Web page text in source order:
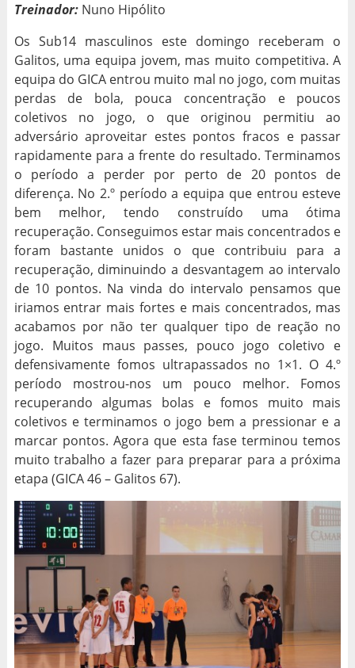
Treinador: Nuno Hipólito
Os Sub14 masculinos este domingo receberam o
Galitos, uma equipa jovem, mas muito competitiva. A
equipa do GICA entrou muito mal no jogo, com muitas
perdas de bola, pouca concentração e poucos
coletivos no jogo, o que originou permitiu ao
adversário aproveitar estes pontos fracos e passar
rapidamente para a frente do resultado. Terminamos
o período a perder por perto de 20 pontos de
diferença. No 2.º período a equipa que entrou esteve
bem melhor, tendo construído uma ótima
recuperação. Conseguimos estar mais concentrados e
foram bastante unidos o que contribuiu para a
recuperação, diminuindo a desvantagem ao intervalo
de 10 pontos. Na vinda do intervalo pensamos que
iriamos entrar mais fortes e mais concentrados, mas
acabamos por não ter qualquer tipo de reação no
jogo. Muitos maus passes, pouco jogo coletivo e
defensivamente fomos ultrapassados no 1×1. O 4.º
período mostrou-nos um pouco melhor. Fomos
recuperando algumas bolas e fomos muito mais
coletivos e terminamos o jogo bem a pressionar e a
marcar pontos. Agora que esta fase terminou temos
muito trabalho a fazer para preparar para a próxima
etapa (GICA 46 – Galitos 67).